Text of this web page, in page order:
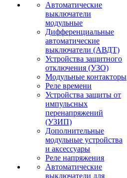
Автоматические
выключатели
модульные
Дифференциальные
автоматические
выключатели (АВДТ)
Устройства защитного
отключения (УЗО)
Модульные контакторы
Реле времени
Устройства защиты от
импульсных
перенапряжений
(УЗИП)
Дополнительные
модульные устройства
и аксессуары
Реле напряжения
Автоматические
выключатели для